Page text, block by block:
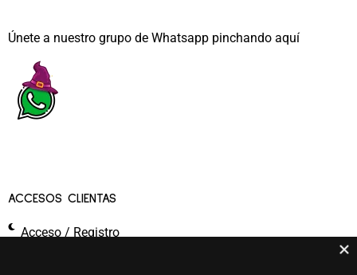
Únete a nuestro grupo de Whatsapp pinchando aquí​
ACCESOS CLIENTAS
Acceso / Registro